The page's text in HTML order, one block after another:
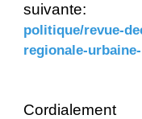
politique/revue-
regionale-
Cordialement